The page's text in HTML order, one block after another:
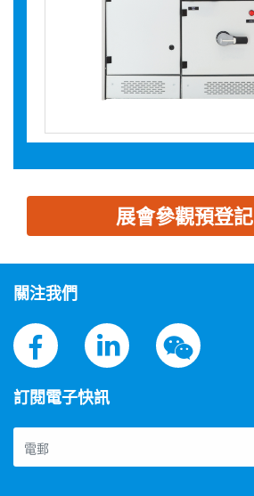
展會參觀預登記
關注我們
訂閱電子快訊